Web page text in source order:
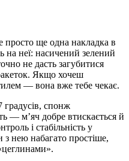
просто ще одна накладка в
на неї: насичений зелений
не дасть загубитися
Якщо хочеш
— вона вже тебе чекає.
градусів, спонж
— м’яч добре втискається й
і стабільність у
з нею набагато простіше,